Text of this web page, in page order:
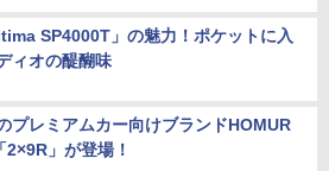
SP4000T」の魅力！ポケットに入
ィオの醍醐味
プレミアムカー向けブランドHOMUR
2×9R」が登場！